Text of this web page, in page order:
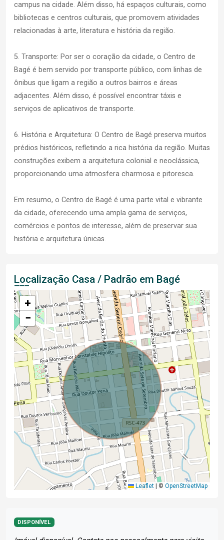
campus na cidade. Além disso, há espaços culturais, como
bibliotecas e centros culturais, que promovem atividades
relacionadas à arte, literatura e história da região.
5. Transporte: Por ser o coração da cidade, o Centro de
Bagé é bem servido por transporte público, com linhas de
ônibus que ligam a região a outros bairros e áreas
adjacentes. Além disso, é possível encontrar táxis e
serviços de aplicativos de transporte.
6. História e Arquitetura: O Centro de Bagé preserva muitos
prédios históricos, refletindo a rica história da região. Muitas
construções exibem a arquitetura colonial e neoclássica,
proporcionando uma atmosfera charmosa e pitoresca.
Em resumo, o Centro de Bagé é uma parte vital e vibrante
da cidade, oferecendo uma ampla gama de serviços,
comércios e pontos de interesse, além de preservar sua
história e arquitetura únicas.
Localização Casa / Padrão em Bagé
+
−
Leaflet © OpenStreetMap
DISPONÍVEL